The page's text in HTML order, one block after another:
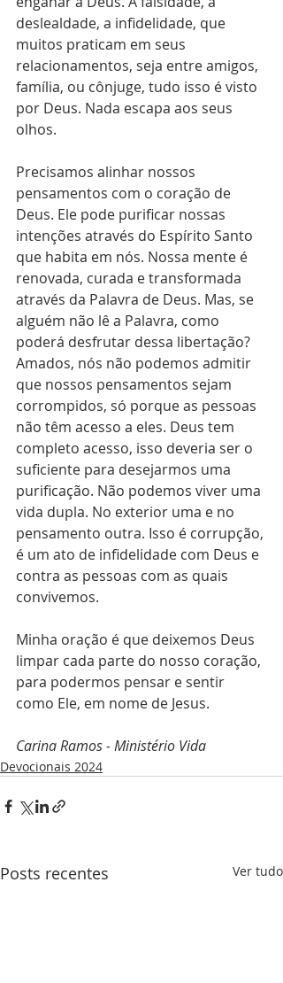
deslealdade, a infidelidade, que
muitos praticam em seus
relacionamentos, seja entre amigos,
família, ou cônjuge, tudo isso é visto
por Deus. Nada escapa aos seus
olhos.
Precisamos alinhar nossos
pensamentos com o coração de
Deus. Ele pode purificar nossas
intenções através do Espírito Santo
que habita em nós. Nossa mente é
renovada, curada e transformada
através da Palavra de Deus. Mas, se
alguém não lê a Palavra, como
poderá desfrutar dessa libertação?
Amados, nós não podemos admitir
que nossos pensamentos sejam
corrompidos, só porque as pessoas
não têm acesso a eles. Deus tem
completo acesso, isso deveria ser o
suficiente para desejarmos uma
purificação. Não podemos viver uma
vida dupla. No exterior uma e no
pensamento outra. Isso é corrupção,
é um ato de infidelidade com Deus e
contra as pessoas com as quais
convivemos.
Minha oração é que deixemos Deus
limpar cada parte do nosso coração,
para podermos pensar e sentir
como Ele, em nome de Jesus.
Carina Ramos - Ministério Vida
Devocionais 2024
Posts recentes Ver tudo